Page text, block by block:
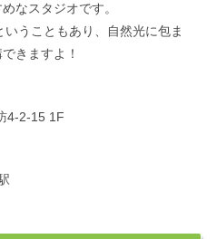
なスタジオです。
うこともあり、自然光に包ま
きますよ！
4-2-15 1F